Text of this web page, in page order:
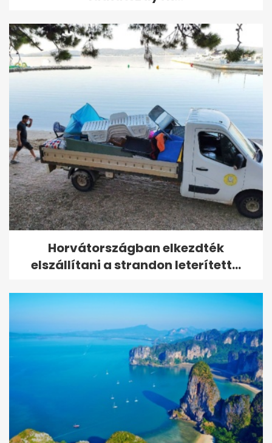
Horvátországban elkezdték
elszállítani a strandon leterített...